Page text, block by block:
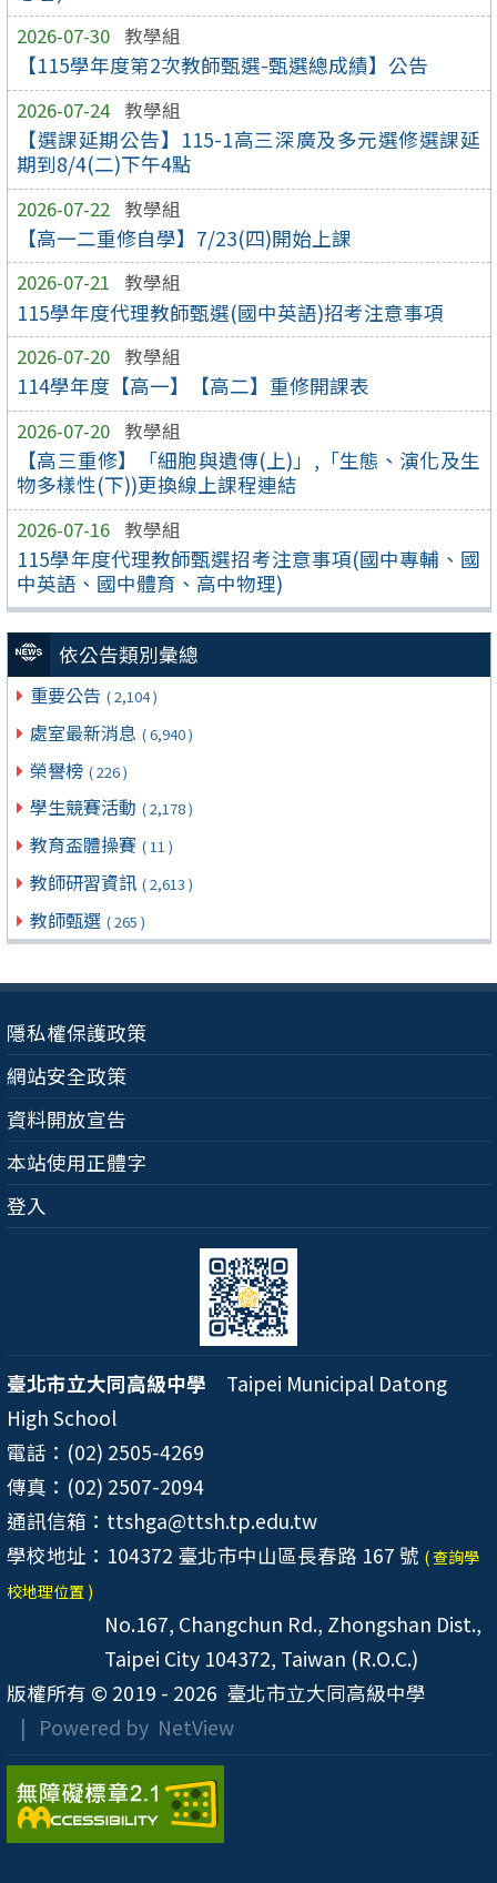
2026-07-30 教學組
【115學年度第2次教師甄選-甄選總成績】公告
2026-07-24 教學組
【選課延期公告】115-1高三深廣及多元選修選課延
期到8/4(二)下午4點
2026-07-22 教學組
【高一二重修自學】7/23(四)開始上課
2026-07-21 教學組
115學年度代理教師甄選(國中英語)招考注意事項
2026-07-20 教學組
114學年度【高一】【高二】重修開課表
2026-07-20 教學組
【高三重修】「細胞與遺傳(上)」,「生態、演化及生
物多樣性(下))更換線上課程連結
2026-07-16 教學組
115學年度代理教師甄選招考注意事項(國中專輔、國
中英語、國中體育、高中物理)
依公告類別彙總
重要公告 ( 2,104 )
處室最新消息 ( 6,940 )
榮譽榜 ( 226 )
學生競賽活動 ( 2,178 )
教育盃體操賽 ( 11 )
教師研習資訊 ( 2,613 )
教師甄選 ( 265 )
隱私權保護政策
網站安全政策
資料開放宣告
本站使用正體字
登入
臺北市立大同高級中學 Taipei Municipal Datong
High School
電話：(02) 2505-4269
傳真：(02) 2507-2094
通訊信箱：ttshga@ttsh.tp.edu.tw
學校地址：104372 臺北市中山區長春路 167 號 ( 查詢學
校地理位置 )
No.167, Changchun Rd., Zhongshan Dist.,
Taipei City 104372, Taiwan (R.O.C.)
版權所有 © 2019 - 2026 臺北市立大同高級中學
| Powered by NetView